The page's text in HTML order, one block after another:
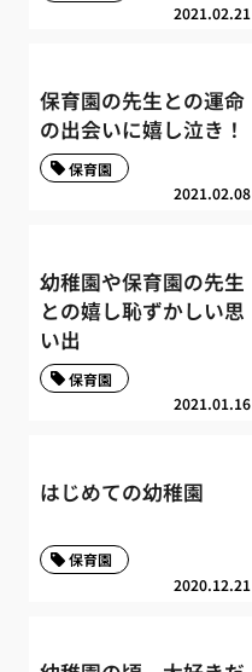
2021.02.21
保育園の先生との運命
の出会いに嬉し泣き！
2021.02.08
保育園
幼稚園や保育園の先生
との嬉し恥ずかしい思
い出
2021.01.16
保育園
はじめての幼稚園
2020.12.21
保育園